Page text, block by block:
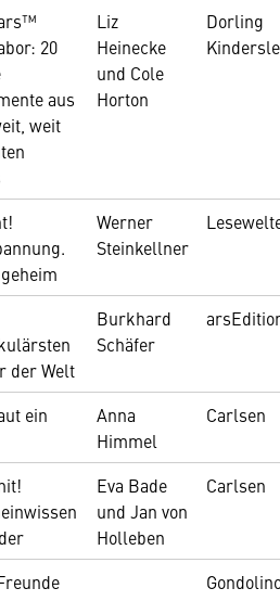
20
aus
weit
Liz
Heinecke
und Cole
Horton
Dorling
Werner
Steinkellner
der Welt
Burkhard
Schäfer
ein
Anna
Himmel
Carlsen
Eva Bade
und Jan von
Holleben
Carlsen